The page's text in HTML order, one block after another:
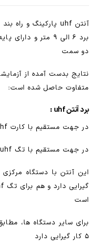
محوره
برد ۶ الی ۹ متر و
دو سمت
نتایج بدست آمده از
متفاوت حاصل شده است:
برد آنتن uhf :
در جهت مستقیم با کارت uhf تا ۹ متر
در جهت مستقیم با تگ uhf تا ۷/۵ متر
است
برای سایر دستگاه ها،
۵ کار گیرایی دارد